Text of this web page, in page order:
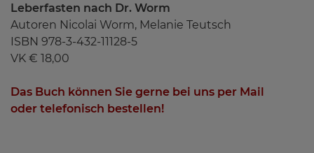
Leberfasten nach Dr. Worm
Autoren Nicolai Worm, Melanie Teutsch
ISBN 978-3-432-11128-5
VK € 18,00
Das Buch können Sie gerne bei uns per Mail
oder telefonisch bestellen!